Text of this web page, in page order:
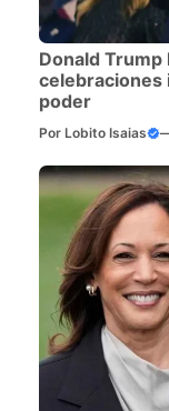
Donald Trump
celebraciones
poder
Por Lobito Isaias